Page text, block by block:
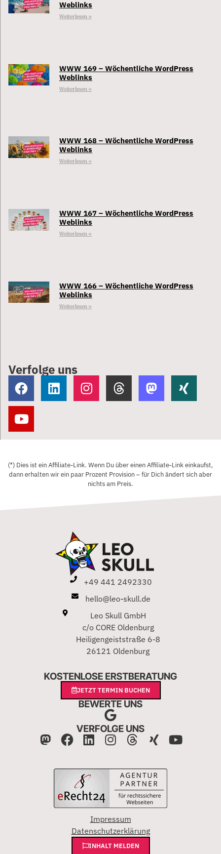
Weblinks
Weiterlesen »
WWW 169 – Wöchentliche WordPress
Weblinks
Weiterlesen »
WWW 168 – Wöchentliche WordPress
Weblinks
Weiterlesen »
WWW 167 – Wöchentliche WordPress
Weblinks
Weiterlesen »
WWW 166 – Wöchentliche WordPress
Weblinks
Weiterlesen »
Verfolge uns
(*) Dies ist ein Affiliate-Link. Wenn Du über einen Affiliate-Link einkaufst,
dann erhalten wir ein paar Prozent Provision – für Dich ändert sich aber
nichts am Preis.
+49 441 2492330
hello@leo-skull.de
Leo Skull GmbH
c/o CORE Oldenburg
Heiligengeiststraße 6-8
26121 Oldenburg
KOSTENLOSE ERSTBERATUNG
JETZT TERMIN BUCHEN
BEWERTE UNS
VERFOLGE UNS
Impressum
Datenschutzerklärung
INHALT MELDEN